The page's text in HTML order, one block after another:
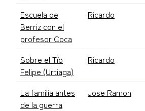
Escuela de
Berriz con el
profesor Coca
Ricardo
Sobre el Tío
Felipe (Urtiaga)
Ricardo
La familia antes
de la guerra
Jose Ramon